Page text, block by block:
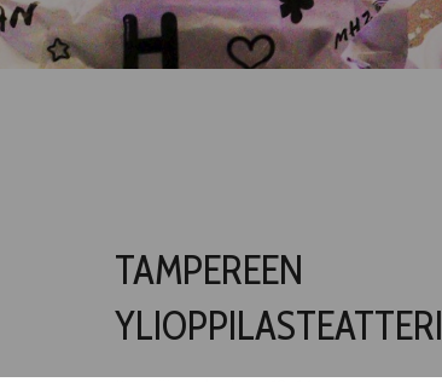
TAMPEREEN
YLIOPPILASTEATTERI